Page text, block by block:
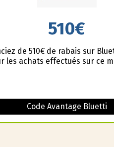
510€
de 510€ de rabais sur
les achats effectués sur ce
Code Avantage Bluetti